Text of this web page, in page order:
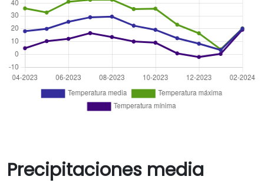
Precipitaciones media